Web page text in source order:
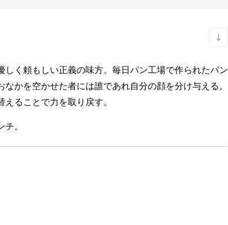
く頼もしい正義の味方。毎日パン工場で作られたパン
かを空かせた者には誰であれ自分の顔を分け与える。
ることで力を取り戻す。
。